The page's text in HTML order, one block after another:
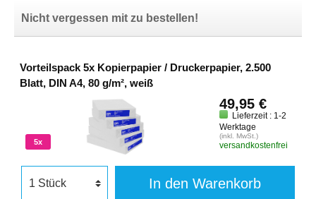
Nicht vergessen mit zu bestellen!
Vorteilspack 5x Kopierpapier / Druckerpapier, 2.500
Blatt, DIN A4, 80 g/m², weiß
5x
49,95 €
Lieferzeit : 1-2
Werktage
(inkl. MwSt.)
versandkostenfrei
In den Warenkorb